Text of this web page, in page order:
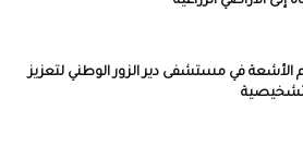
في مستشفى دير الزور الوطني لتعزيز